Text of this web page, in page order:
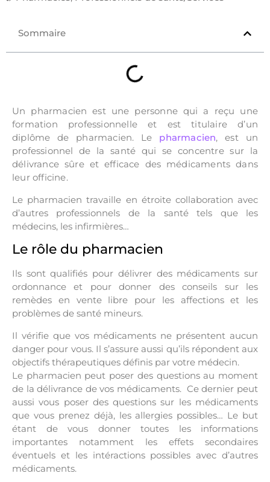
Sommaire
Un pharmacien est une personne qui a reçu une
formation professionnelle et est titulaire d’un
diplôme de pharmacien. Le pharmacien, est un
professionnel de la santé qui se concentre sur la
délivrance sûre et efficace des médicaments dans
leur officine.
Le pharmacien travaille en étroite collaboration avec
d’autres professionnels de la santé tels que les
médecins, les infirmières…
Le rôle du pharmacien
Ils sont qualifiés pour délivrer des médicaments sur
ordonnance et pour donner des conseils sur les
remèdes en vente libre pour les affections et les
problèmes de santé mineurs.
Il vérifie que vos médicaments ne présentent aucun
danger pour vous. Il s’assure aussi qu’ils répondent aux
objectifs thérapeutiques définis par votre médecin.
Le pharmacien peut poser des questions au moment
de la délivrance de vos médicaments. Ce dernier peut
aussi vous poser des questions sur les médicaments
que vous prenez déjà, les allergies possibles… Le but
étant de vous donner toutes les informations
importantes notamment les effets secondaires
éventuels et les intéractions possibles avec d’autres
médicaments.